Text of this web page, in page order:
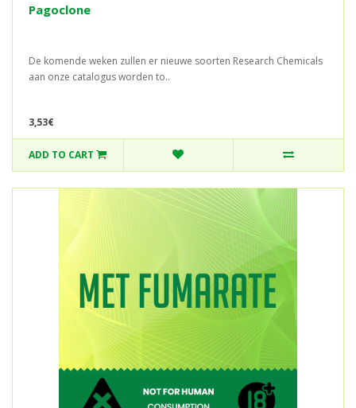
Pagoclone
De komende weken zullen er nieuwe soorten Research Chemicals
aan onze catalogus worden to..
3,53€
ADD TO CART